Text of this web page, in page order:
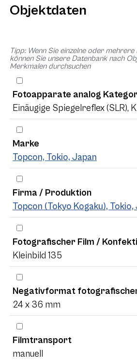
Objektdaten
Tipp: Wenn Sie einzelne oder
können Sie unsere Datenbank nach
Merkmalen durchsuchen
Fotoapparate analog
Einäugige Spiegelreflex (SLR),
Marke
Topcon, Tokio, Japan
Firma / Produktion
Topcon (Tokyo Kogaku), Tokio,
Fotografischer Film /
Kleinbild 135
Negativformat
24 x 36 mm
Filmtransport
manuell